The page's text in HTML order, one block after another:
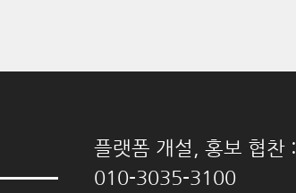
플랫폼 개설, 홍보 협찬 :
010-3035-3100